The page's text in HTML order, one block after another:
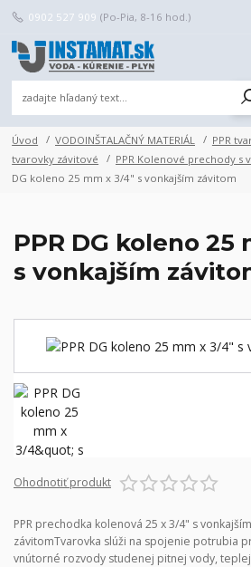
0902 527 909 (Po-Pia, 8-16 hod.)
Úvod VODOINŠTALAČNÝ MATERIÁL PPR
tvarovky závitové
PPR Kolenové prechody s
DG koleno 25 mm x 3/4" s vonkajším závitom
PPR DG koleno 25
s vonkajším
Ohodnotiť produkt
PPR prechodka kolenová 25 x 3/4" s
závitomTvarovka slúži na spojenie potrubia
vnútorné rozvody studenej pitnej vody,